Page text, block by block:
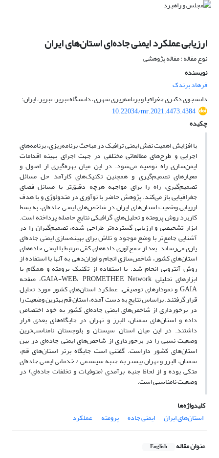
ارزیابی عملکرد ایمنی جاده‌ای استان‌های ایران
نوع مقاله : مقاله پژوهشی
نویسنده
فرهاد برندک
دانشجوی دکتری جغرافیا و برنامه‌ریزی شهری، دانشگاه تبریز، تبریز، ایران؛
10.22034/mr.2021.4473.4384
چکیده
با افزایش اهمیت نقش ایمنی ترافیک در مباحث برنامه‌ریزی، برنامه‌های
اجرایی و طرح‌های مطالعاتی مختلفی در جهت اجرای بهینه اقدامات
ایمن‌سازی راه توصیه می‌شود. در این میان‌ بهره‌گیری از اصول و
معیارهای تصمیم‌گیری و همچنین تکنیک‌های کارآمد حل مسائل
تصمیم‌گیری، راه را برای مواجهه هرچه دقیق‌تر با مسائل فضای
جغرافیایی باز می‌کند. پژوهش حاضر با نوآوری در متدولوژی و با هدف
ارزیابی وضعیت استان‌های ایران در شاخص‌های ایمنی جاده‌ای، به بسط
کاربرد روش پرومته و تحلیل‌های گرافیکی نتایج حاصله پرداخته است.
ابزار تشخیصی و ارزیابی گسترده‌تر طراحی شده، تصمیم‌گیران را در
آشنایی جامع‌تر با وضع موجود و تلاش برای بهینه‌سازی ایمنی جاده‌ای
یاری می‌رساند. بعد از جمع‌آوری داد‌ه‌های کمّی مرتبط با ایمنی جاده‌های
استان‌های کشور، شاخص‌سازی انجام و اوزان‌دهی به آنها‌ با استفاده از
روش آنتروپی انجام شد. با استفاده از تکنیک پرومته و همگام با
ابزارهای تحلیلی GAIA-WEB، PROMETHEE Network، صفحه
GAIA و نمودارهای توصیفی، عملکرد استان‌های کشور مورد تحلیل
قرار گرفتند. براساس نتایج به دست آمده، استان قم بهترین وضعیت را
در برخورداری از شاخص‌های ایمنی جاده‌ای کشور به خود اختصاص
داده و استان‌های سمنان، البرز و تهران در جایگاه‌های بعدی قرار
داشتند. در این میان استان سیستان و بلوچستان نامناسب‌ترین
وضعیت نسبی را در برخورداری از شاخص‌های ایمنی جاده‌ای در بین
استان‌های کشور داراست. گفتنی است جایگاه برتر استان‌های قم،
سمنان، البرز و تهران بیشتر به جنبه سیستمی / خدماتی ایمنی جاده‌ای
متکی بوده و از لحاظ جنبه برآمدی (متوفیات و تخلفات جاده‌ای) در
وضعیت نامناسبی است.
کلیدواژه‌ها
استان‌های ایران
ایمنی جاده پرومته عملکرد
عنوان مقاله English